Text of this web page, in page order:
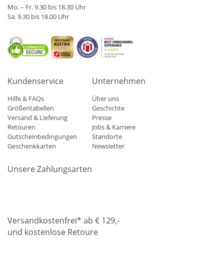
Mo. – Fr. 9.30 bis 18.30 Uhr
Sa. 9.30 bis 18.00 Uhr
Kundenservice
Hilfe & FAQs
Größentabellen
Versand & Lieferung
Retouren
Gutscheinbedingungen
Geschenkkarten
Unternehmen
Über uns
Geschichte
Presse
Jobs & Karriere
Standorte
Newsletter
Unsere Zahlungsarten
Versandkostenfrei* ab € 129,-
und kostenlose Retoure